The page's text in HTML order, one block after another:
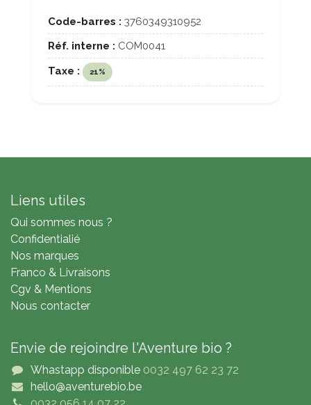
Code-barres : 3760349310952
Réf. interne : COM0041
Taxe :
21%
Liens utiles
Qui sommes nous ?
Confidentialié
Nos marques
Franco & Livraisons
Cgv & Mentions
Nous contacter
Envie de rejoindre l'Aventure bio ?
Whastapp disponible0032 497 62 23 72
hello@aventurebio.be